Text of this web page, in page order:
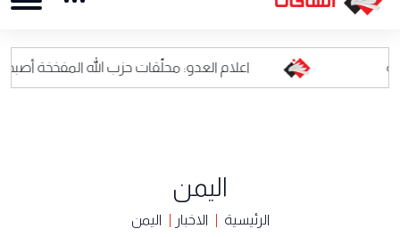
اعلام العدو: محلّقات حزب الله المفخخة أصبحت كابوسا
اليمن
الرئيسية الاخبار اليمن